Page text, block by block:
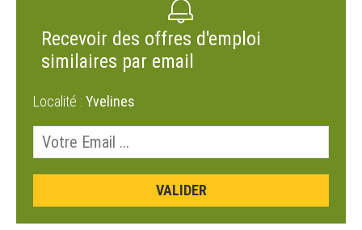
Recevoir des offres d'emploi
similaires par email
Localité : Yvelines